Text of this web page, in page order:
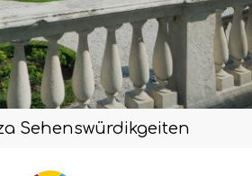
Sehenswürdikgeiten